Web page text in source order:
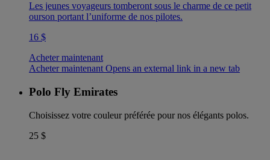
Les jeunes voyageurs tomberont sous le charme de ce petit
ourson portant l’uniforme de nos pilotes.
16 $
Acheter maintenant
Acheter maintenant Opens an external link in a new tab
Polo Fly Emirates
Choisissez votre couleur préférée pour nos élégants polos.
25 $